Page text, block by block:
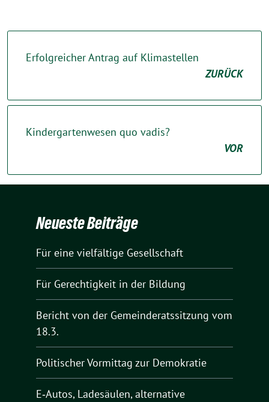
Erfolgreicher Antrag auf Klimastellen
ZURÜCK
Kindergartenwesen quo vadis?
VOR
Neueste Beiträge
Für eine vielfältige Gesellschaft
Für Gerechtigkeit in der Bildung
Bericht von der Gemeinderatssitzung vom
18.3.
Politischer Vormittag zur Demokratie
E‑Autos, Ladesäulen, alternative